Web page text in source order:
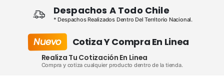
Despachos A Todo Chile
* Despachos Realizados Dentro Del Territorio Nacional.
Nuevo Cotiza Y Compra En Linea
Realiza Tu Cotización En Linea
Compra y cotiza cualquier producto dentro de la tienda.